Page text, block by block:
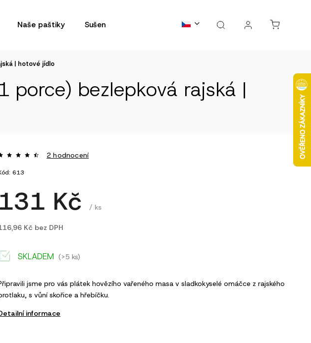
Naše paštiky Sušené maso Kontakty B2B spolupráce
| hotové jídlo
porce) bezlepková rajská |
2 hodnocení
131 Kč/ ks
Kč bez DPH
613
jsme pro vás plátek hovězího vařeného masa v sladkokyselé omáčce z rajského
s vůní skořice a hřebíčku.
informace
SKLADEM (>5 ks)